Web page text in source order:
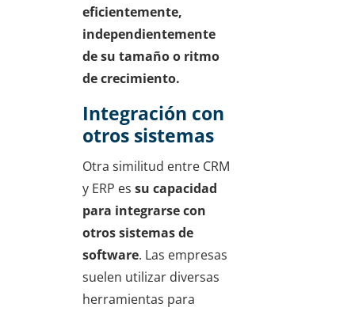
eficientemente,
independientemente
de su tamaño o ritmo
de crecimiento.
Integración con
otros sistemas
Otra similitud entre CRM
y ERP es su capacidad
para integrarse con
otros sistemas de
software. Las empresas
suelen utilizar diversas
herramientas para